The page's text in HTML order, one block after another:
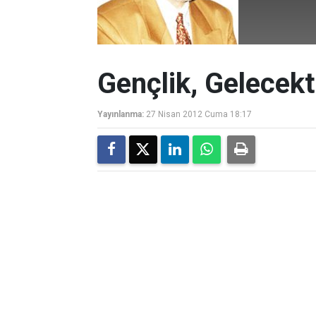
Gençlik,
Yayınlanma: 27 Nisan 2012 Cuma 18:17